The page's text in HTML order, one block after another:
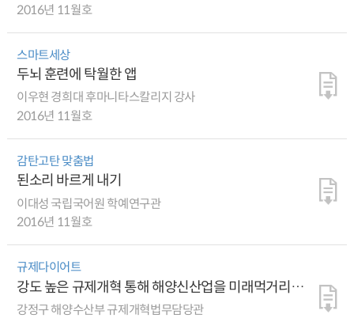
2016년 11월호
스마트세상
두뇌 훈련에 탁월한 앱
이우현 경희대 후마니타스칼리지 강사
2016년 11월호
감탄고탄 맞춤법
된소리 바르게 내기
이대성 국립국어원 학예연구관
2016년 11월호
규제다이어트
강도 높은 규제개혁 통해 해양신산업을 미래먹거리로
육성
강정구 해양수산부 규제개혁법무담당관